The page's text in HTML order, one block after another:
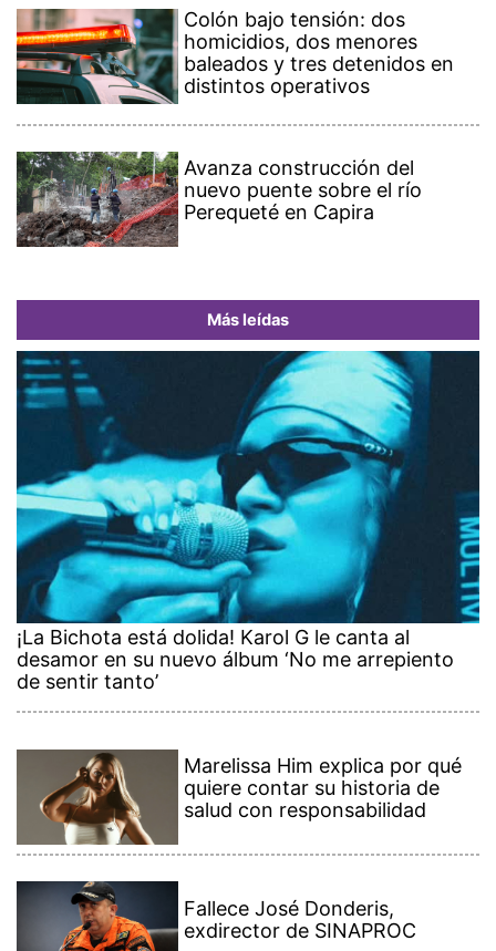
Colón bajo tensión: dos
homicidios, dos menores
baleados y tres detenidos en
distintos operativos
Avanza construcción del
nuevo puente sobre el río
Perequeté en Capira
Más leídas
¡La Bichota está dolida! Karol G le canta al
desamor en su nuevo álbum ‘No me arrepiento
de sentir tanto’
Marelissa Him explica por qué
quiere contar su historia de
salud con responsabilidad
Fallece José Donderis,
exdirector de SINAPROC